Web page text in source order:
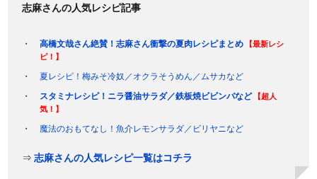
志麻さんの人気レシピ記事
高橋文哉さん絶賛！志麻さん衝撃の夏肉レシピまとめ
【最新レシ
ピ！】
夏レシピ！梅みそ冷奴／オクラそうめん／ムサカなど
スタミナレシピ！ニラ醤油サラダ／鉄板焼ビビンバなど
【超人
気！】
魔法のおもてなし！魚介レモンサラダ／ビリヤニなど
⇒志麻さんの人気レシピ一覧はコチラ